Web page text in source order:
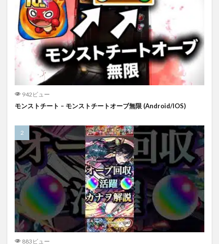
942ビュー
モンストチート – モンストチートオーブ無限 (Android/IOS)
883ビュー